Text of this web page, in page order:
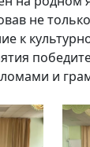
не
к
и